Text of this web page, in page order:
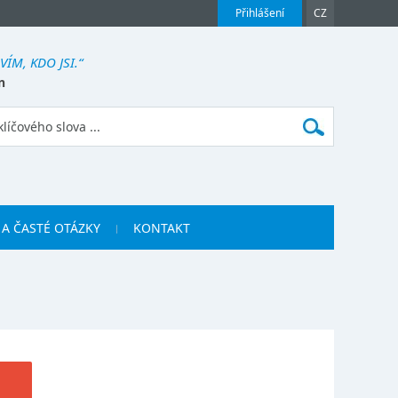
Přihlášení CZ
KDO JSI.“
ČASTÉ OTÁZKY KONTAKT